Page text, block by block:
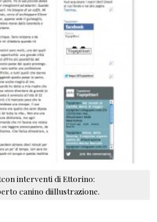
interventi di Ettorino:
canino diillustrazione.